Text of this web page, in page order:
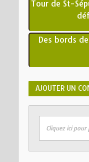
Tour de St-
Des bords
AJOUTER UN
Cliquez ici